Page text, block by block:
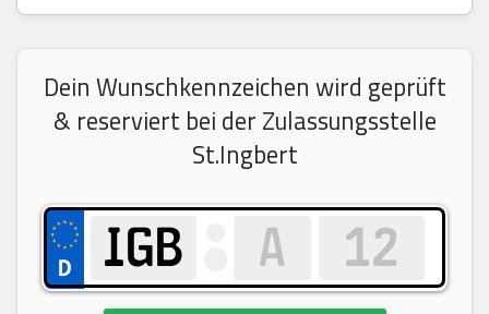
Dein Wunschkennzeichen wird geprüft
& reserviert bei der Zulassungsstelle
St.Ingbert